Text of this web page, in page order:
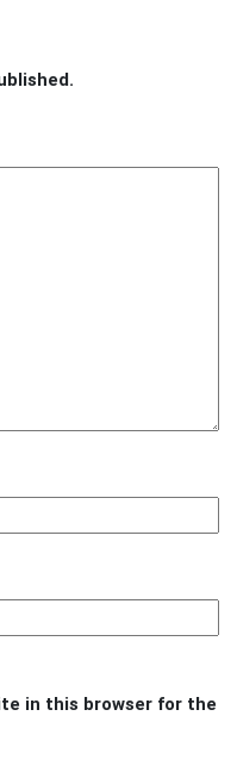
in this browser for the